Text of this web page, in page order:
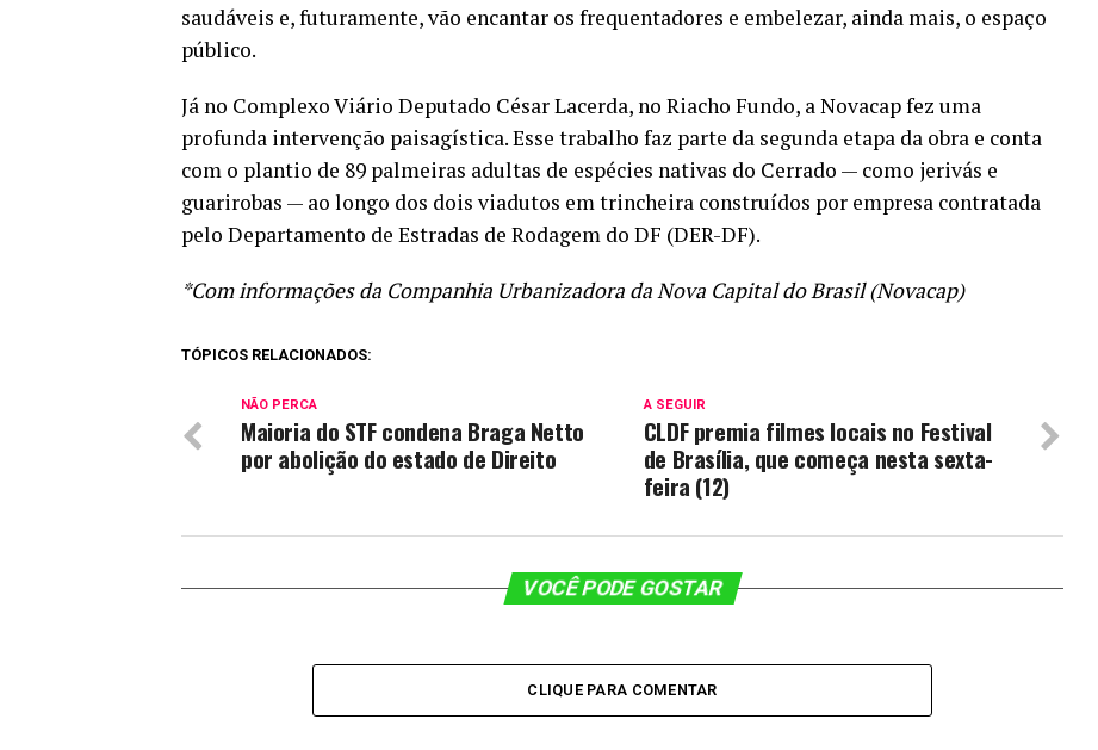
saudáveis e, futuramente, vão encantar os frequentadores e embelezar, ainda mais, o espaço
público.
Já no Complexo Viário Deputado César Lacerda, no Riacho Fundo, a Novacap fez uma
profunda intervenção paisagística. Esse trabalho faz parte da segunda etapa da obra e conta
com o plantio de 89 palmeiras adultas de espécies nativas do Cerrado — como jerivás e
guarirobas — ao longo dos dois viadutos em trincheira construídos por empresa contratada
pelo Departamento de Estradas de Rodagem do DF (DER-DF).
*Com informações da Companhia Urbanizadora da Nova Capital do Brasil (Novacap)
TÓPICOS RELACIONADOS:
A SEGUIR
CLDF premia filmes locais no Festival
de Brasília, que começa nesta sexta-
feira (12)
NÃO PERCA
Maioria do STF condena Braga Netto
por abolição do estado de Direito
VOCÊ PODE GOSTAR
CLIQUE PARA COMENTAR